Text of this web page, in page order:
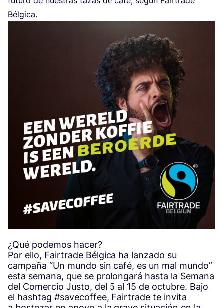
Bélgica.
¿Qué podemos hacer?
Por ello, Fairtrade Bélgica ha lanzado su
campaña “Un mundo sin café, es un mal mundo”
esta semana, que se prolongará hasta la Semana
del Comercio Justo, del 5 al 15 de octubre. Bajo
el hashtag #savecoffee, Fairtrade te invita